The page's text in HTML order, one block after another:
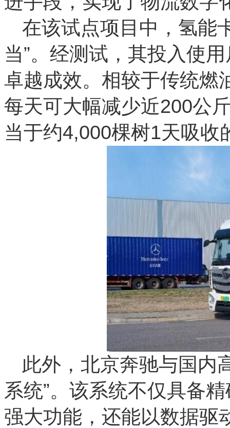
在该试点项目中，氢能
当”。经测试，其投入使
卓越成效。相较于传统燃
每天可大幅减少近200公
当于约4,000棵树1天吸收
此外，北京奔驰与国内
系统”。该系统不仅具备
强大功能，还能以数据驱